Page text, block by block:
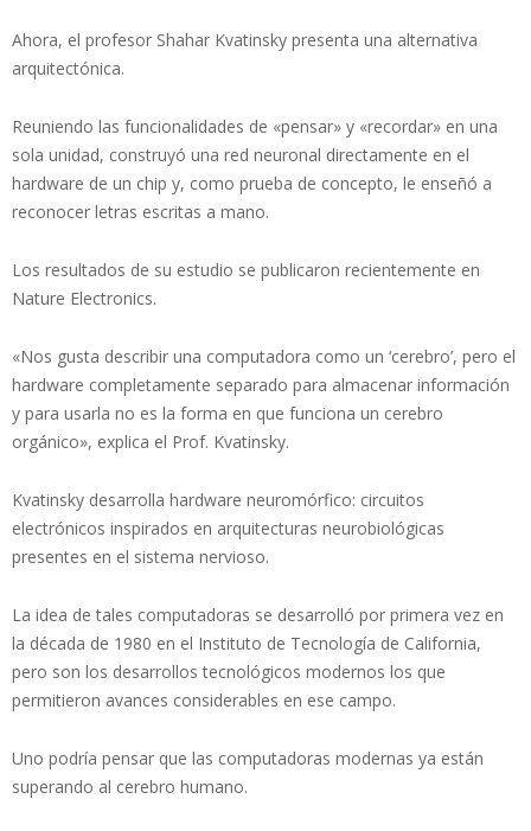
Ahora, el profesor Shahar Kvatinsky presenta una alternativa
arquitectónica.
Reuniendo las funcionalidades de «pensar» y «recordar» en una
sola unidad, construyó una red neuronal directamente en el
hardware de un chip y, como prueba de concepto, le enseñó a
reconocer letras escritas a mano.
Los resultados de su estudio se publicaron recientemente en
Nature Electronics.
«Nos gusta describir una computadora como un ‘cerebro’, pero el
hardware completamente separado para almacenar información
y para usarla no es la forma en que funciona un cerebro
orgánico», explica el Prof. Kvatinsky.
Kvatinsky desarrolla hardware neuromórfico: circuitos
electrónicos inspirados en arquitecturas neurobiológicas
presentes en el sistema nervioso.
La idea de tales computadoras se desarrolló por primera vez en
la década de 1980 en el Instituto de Tecnología de California,
pero son los desarrollos tecnológicos modernos los que
permitieron avances considerables en ese campo.
Uno podría pensar que las computadoras modernas ya están
superando al cerebro humano.